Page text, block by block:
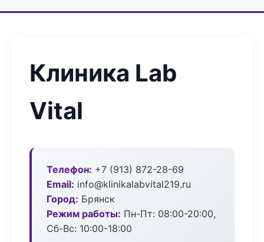
Клиника Lab
Vital
Телефон: +7 (913) 872-28-69
Email: info@klinikalabvital219.ru
Город: Брянск
Режим работы: Пн-Пт: 08:00-20:00,
Сб-Вс: 10:00-18:00